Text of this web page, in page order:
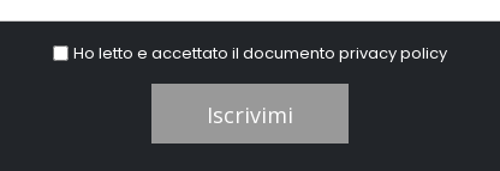
Ho letto e accettato il documentoprivacy policy
Iscrivimi